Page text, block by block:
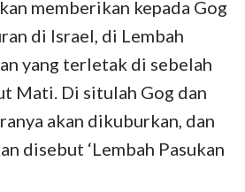
memberikan kepada Gog
di Israel, di Lembah
yang terletak di sebelah
Mati. Di situlah Gog dan
akan dikuburkan, dan
disebut ‘Lembah Pasukan